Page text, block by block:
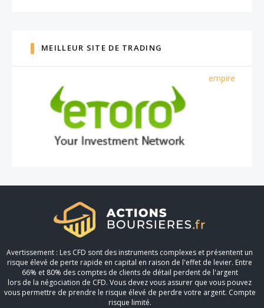
MEILLEUR SITE DE TRADING
empire
Avertissement : Les CFD sont des instruments complexes et présentent un
risque élevé de perte rapide en capital en raison de l'effet de levier. Entre
66% et 80% des comptes de clients de détail perdent de l'argent
lors de la négociation de CFD. Vous devez vous assurer que vous pouvez
vous permettre de prendre le risque élevé de perdre votre argent. Compte
risque limité.